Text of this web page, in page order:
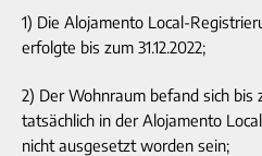
1) Die Alojamento Local-
erfolgte bis zum 31.12.2022;
2) Der Wohnraum befand sich bis
tatsächlich in der Alojamento
nicht ausgesetzt worden sein;